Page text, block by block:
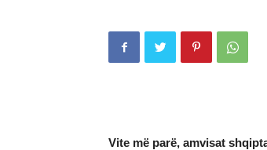
Vite më parë, amvisat